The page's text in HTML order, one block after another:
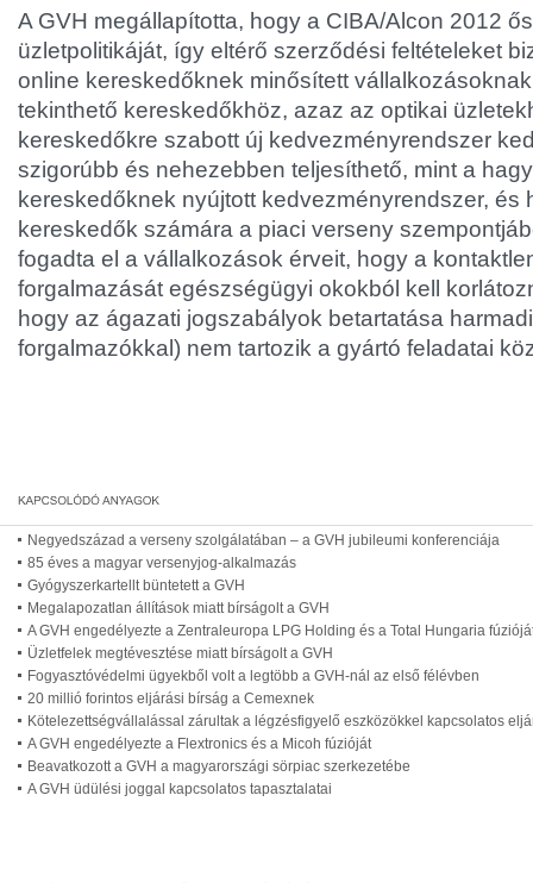
A GVH megállapította, hogy a CIBA/Alcon 2012
üzletpolitikáját, így eltérő szerződési feltételeket
online kereskedőknek minősített
tekinthető kereskedőkhöz, azaz az optikai
kereskedőkre szabott új kedvezményrendszer
szigorúbb és nehezebben teljesíthető, mint a
kereskedőknek nyújtott kedvezményrendszer, és
kereskedők számára a piaci verseny
fogadta el a vállalkozások érveit, hogy a
forgalmazását egészségügyi okokból kell
hogy az ágazati jogszabályok betartatása
forgalmazókkal) nem tartozik a gyártó feladatai
Negyedszázad a verseny szolgálatában – a GVH jubileumi konferenciája
85 éves a magyar versenyjog-alkalmazás
Gyógyszerkartellt büntetett a GVH
Megalapozatlan állítások miatt bírságolt a GVH
A GVH engedélyezte a Zentraleuropa LPG Holding és a Total Hungaria
Üzletfelek megtévesztése miatt bírságolt a GVH
Fogyasztóvédelmi ügyekből volt a legtöbb a GVH-nál az első félévben
20 millió forintos eljárási bírság a Cemexnek
Kötelezettségvállalással zárultak a légzésfigyelő eszközökkel kapcsolatos
A GVH engedélyezte a Flextronics és a Micoh fúzióját
Beavatkozott a GVH a magyarországi sörpiac szerkezetébe
A GVH üdülési joggal kapcsolatos tapasztalatai